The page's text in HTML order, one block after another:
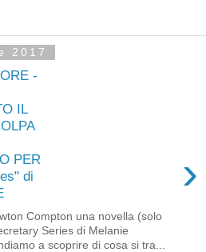
2017
-
IL
PER
di
›
Compton una novella (solo
Series di Melanie
a scoprire di cosa si tra...